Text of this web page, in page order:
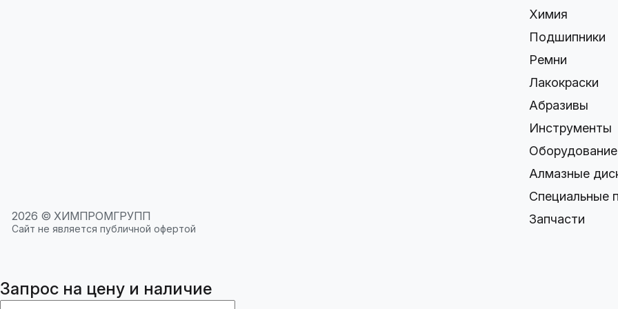
2026 © ХИМПРОМГРУПП
Сайт не является публичной офертой
Химия
Подшипники
Ремни
Лакокраски
Абразивы
Инструменты
Оборудование
Алмазные
Специальные
Запчасти
Запрос на цену и наличие